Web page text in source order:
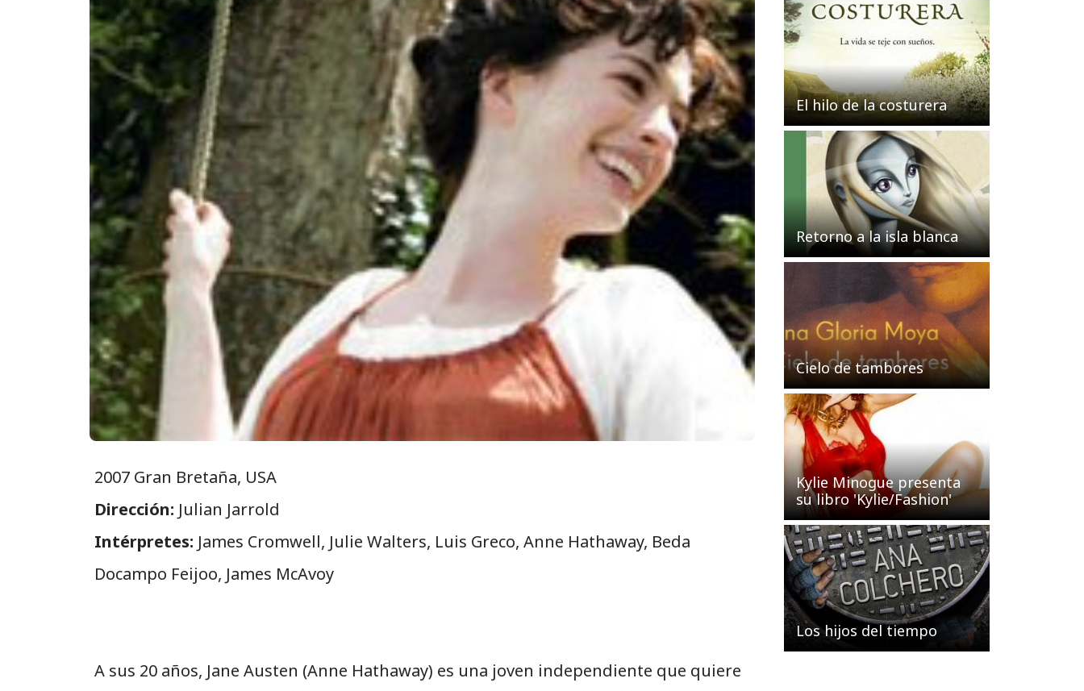
2007 Gran Bretaña, USA
Dirección: Julian Jarrold
Intérpretes: James Cromwell, Julie Walters, Luis Greco, Anne Hathaway, Beda
Docampo Feijoo, James McAvoy
A sus 20 años, Jane Austen (Anne Hathaway) es una joven independiente que quiere
El hilo de la costurera
Retorno a la isla blanca
Cielo de tambores
Kylie Minogue presenta
su libro 'Kylie/Fashion'
Los hijos del tiempo